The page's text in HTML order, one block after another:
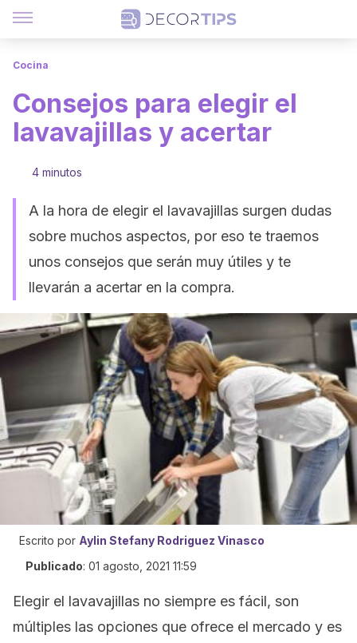
Cocina
Consejos para elegir el
lavavajillas y acertar
4 minutos
A la hora de elegir el lavavajillas surgen dudas
sobre muchos aspectos, por eso te traemos
unos consejos que serán muy útiles y te
llevarán a acertar en la compra.
Escrito por Aylin Stefany Rodriguez Vinasco
Publicado: 01 agosto, 2021 11:59
Elegir el lavavajillas no siempre es fácil, son
múltiples las opciones que ofrece el mercado y es